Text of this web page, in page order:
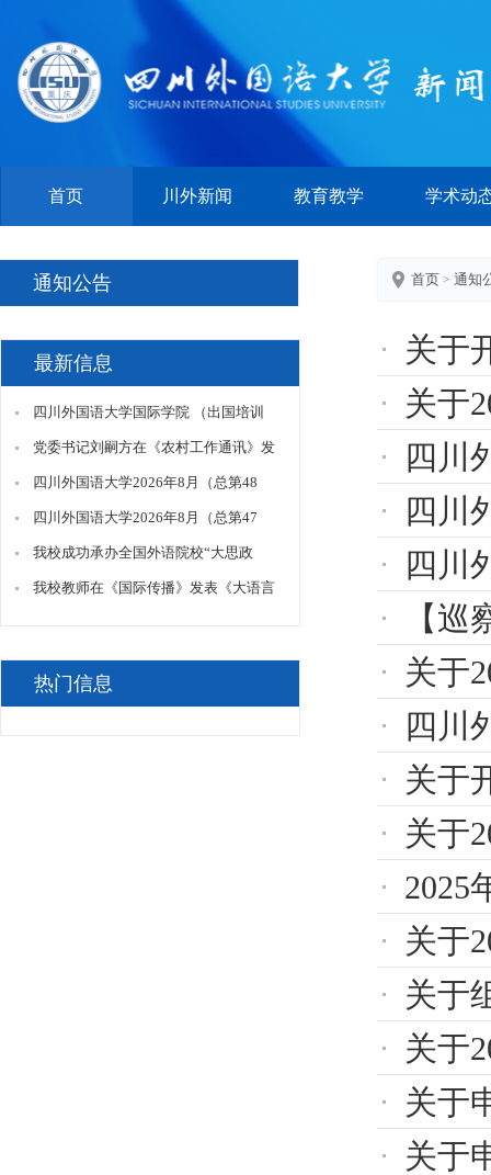
首页 川外新闻 教育教学 学术动
通知公告
最新信息
四川外国语大学国际学院 （出国培训
部）合作伙伴招募公告
党委书记刘嗣方在《农村工作通讯》发
表理论文章《推动乡村振兴国际合作的
重要意义与实践路径》
四川外国语大学2026年8月（总第48
期）门面项目招租公告(文创店)
四川外国语大学2026年8月（总第47
期）门面招租公告
我校成功承办全国外语院校“大思政
课”建设联盟2026年年会
我校教师在《国际传播》发表《大语言
径》
热门信息
首页 > 通知
关于
关于
四川
四川
四川
【
关于
四川
关于
关于
2025
关于
关于
关于
关于
关于